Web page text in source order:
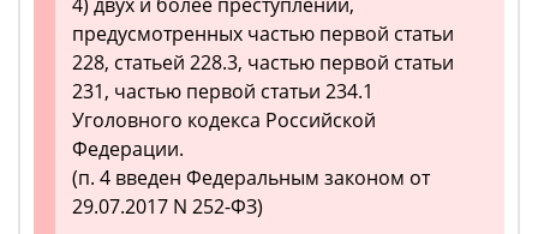
предусмотренных частью первой статьи
228, статьей 228.3, частью первой статьи
231, частью первой статьи 234.1
Уголовного кодекса Российской
Федерации.
(п. 4 введен Федеральным законом от
29.07.2017 N 252-ФЗ)